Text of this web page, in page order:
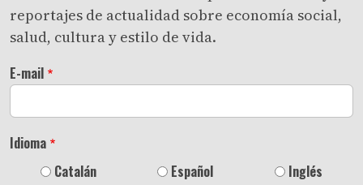
reportajes de actualidad sobre economía social,
salud, cultura y estilo de vida.
E-mail
Idioma
Catalán
Español Inglés